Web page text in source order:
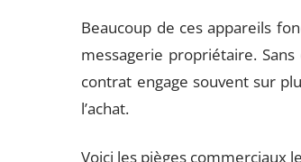
Beaucoup de ces appareils
messagerie propriétaire.
contrat engage souvent sur
l’achat.
Voici les pièges commerciaux